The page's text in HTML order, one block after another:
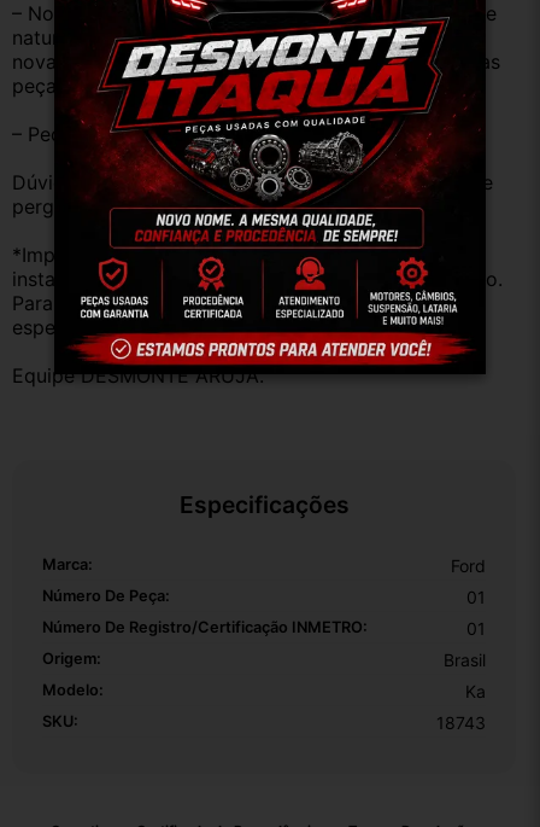
– Nossas peças são USADAS e apresentam desgaste
natural pelo tempo. Peças perfeitas são apenas as
novas e sem uso. No entanto, garantimos que nossas
peças estão em BOM ESTADO e foram testadas.
– Peças são ORIGINAIS USADAS.
Dúvidas sobre uso ou aplicação, utilizar o campo de
perguntas;
*Importante: Não nos responsabilizamos por
instalações inadequadas ou uso indevido do produto.
Para evitar problemas, consulte um profissional
especializado.
Equipe DESMONTE ARUJÁ.
Especificações
Marca: Ford
Número De Peça: 01
Número De Registro/certificação INMETRO: 01
Origem: Brasil
Modelo: Ka
SKU: 18743